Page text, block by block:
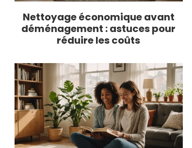
Nettoyage économique avant
déménagement : astuces pour
réduire les coûts